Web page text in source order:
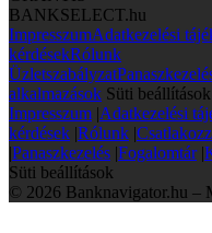
BANKSELECT.hu
ImpresszumAdatkezelési
kérdésekRólunk
Üzletszabályzat
alkalmazások Süti beállítások
Impresszum |Adatkezelési
kérdések |Rólunk |
|Panaszkezelés |Fogalomtár |
Süti beállítások
© 2026 Banknavigator.hu –